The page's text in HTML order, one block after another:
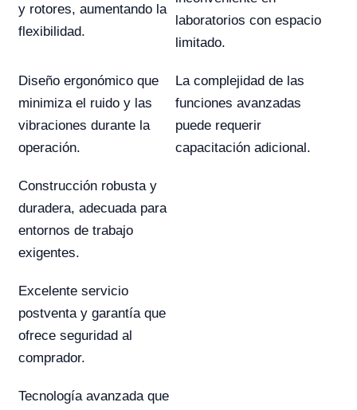
y rotores, aumentando la
flexibilidad.
laboratorios con espacio
limitado.
Diseño ergonómico que
minimiza el ruido y las
vibraciones durante la
operación.
La complejidad de las
funciones avanzadas
puede requerir
capacitación adicional.
Construcción robusta y
duradera, adecuada para
entornos de trabajo
exigentes.
Excelente servicio
postventa y garantía que
ofrece seguridad al
comprador.
Tecnología avanzada que